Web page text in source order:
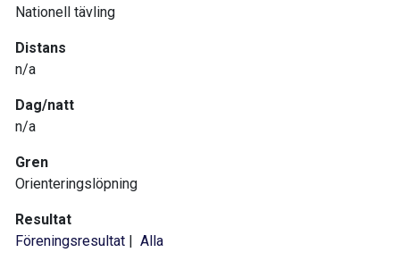
Nationell tävling
Distans
n/a
Dag/natt
n/a
Gren
Orienteringslöpning
Resultat
Föreningsresultat | Alla